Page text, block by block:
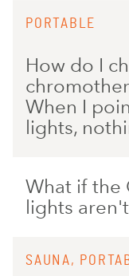
PORTABLE
How do I
When I
lights,
What if the
lights
SAUNA,